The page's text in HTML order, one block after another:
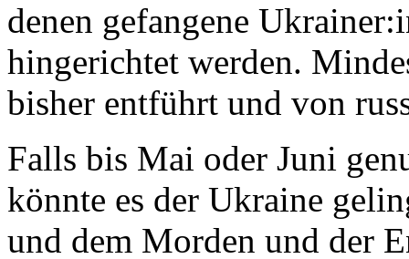
denen gefangene
hingerichtet werden.
bisher entführt und von
Falls bis Mai oder Juni
könnte es der Ukraine
und dem Morden und der